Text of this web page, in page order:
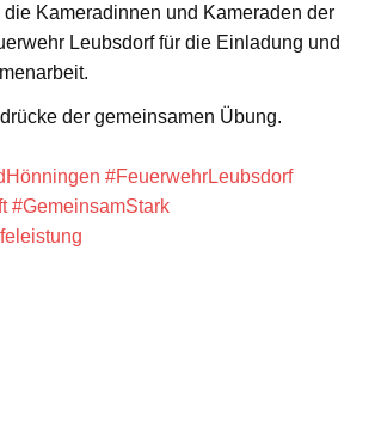
Kameradinnen und Kameraden der
Leubsdorf für die Einladung und
der gemeinsamen Übung.
#FeuerwehrLeubsdorf
#GemeinsamStark